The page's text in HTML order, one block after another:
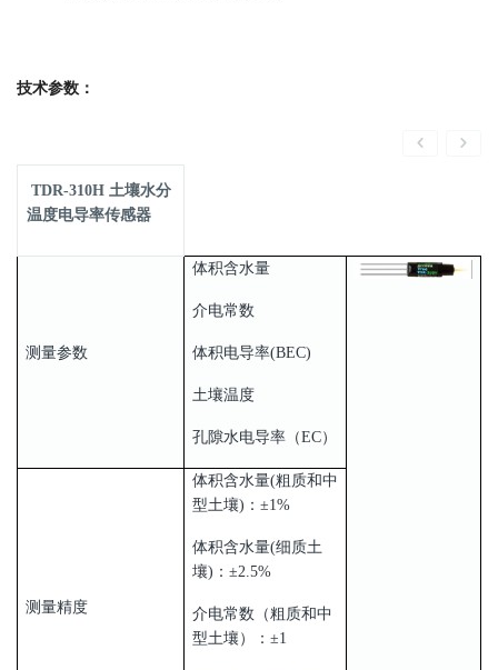
技术参数：
TDR-310H 土壤水分
温度电导率传感器
测量参数
体积含水量
介电常数
体积电导率(BEC)
土壤温度
孔隙水电导率（EC）
测量精度
体积含水量(粗质和中
型土壤)：±1%
体积含水量(细质土
壤)：±2.5%
介电常数（粗质和中
型土壤）：±1